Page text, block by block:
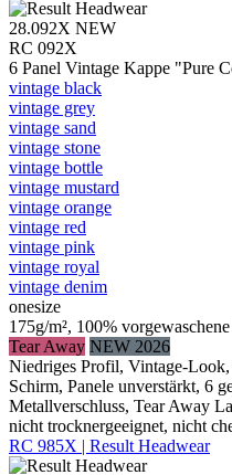
28.092X NEW
RC 092X
6 Panel Vintage Kappe "Pure
vintage black
vintage grey
vintage sand
vintage stone
vintage bottle
vintage mustard
vintage orange
vintage red
vintage pink
vintage royal
vintage denim
onesize
175g/m², 100%
Tear Away NEW 2026
Niedriges Profil, Vintage-
Schirm, Panele unverstärkt, 6
Metallverschluss, Tear Away
nicht trocknergeeignet, nicht
RC 985X | Result Headwear